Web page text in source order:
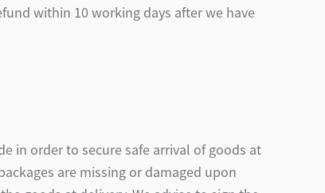
within 10 working days after we have
in order to secure safe arrival of goods at
are missing or damaged upon